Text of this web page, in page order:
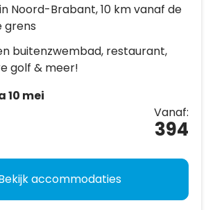
Noord-Brabant, 10 km vanaf de
grens
buitenzwembad, restaurant,
golf & meer!
10 mei
Vanaf:
394
accommodaties